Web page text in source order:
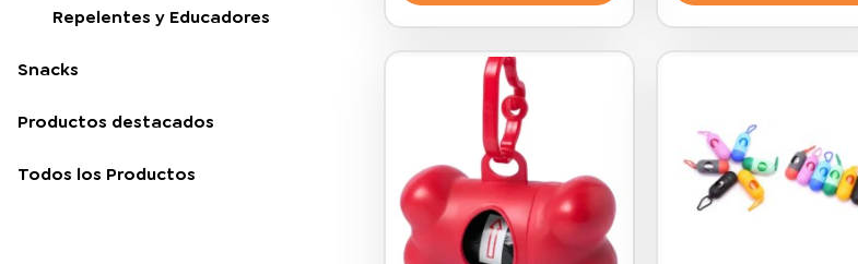
Repelentes y Educadores
Snacks
Productos destacados
Todos los Productos